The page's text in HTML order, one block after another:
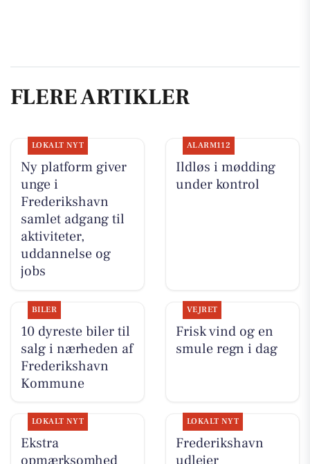
FLERE ARTIKLER
LOKALT NYT
Ny platform giver
unge i
Frederikshavn
samlet adgang til
aktiviteter,
uddannelse og
jobs
ALARM112
Ildløs i mødding
under kontrol
BILER
10 dyreste biler til
salg i nærheden af
Frederikshavn
Kommune
VEJRET
Frisk vind og en
smule regn i dag
LOKALT NYT
Ekstra
opmærksomhed
LOKALT NYT
Frederikshavn
udlejer